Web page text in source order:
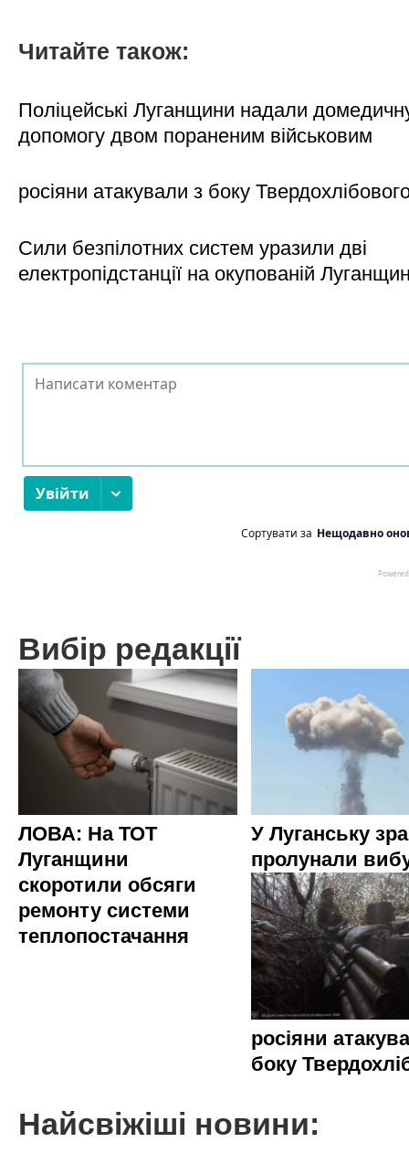
Читайте також:
Поліцейські Луганщини надали
допомогу двом пораненим військовим
росіяни атакували з боку
Сили безпілотних систем уразили дві
електропідстанції на окупованій
Вибір редакції
ЛОВА: На ТОТ
Луганщини
скоротили обсяги
ремонту системи
теплопостачання
У Луганську
пролунали
росіяни
боку
Найсвіжіші новини: